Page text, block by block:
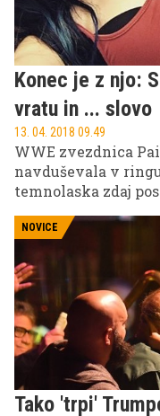
Konec je z njo:
vratu in ... slovo
13. 04. 2018 09.49
WWE zvezdnica
navduševala v
temnolaska zdaj
NOVICE
Tako 'trpi'